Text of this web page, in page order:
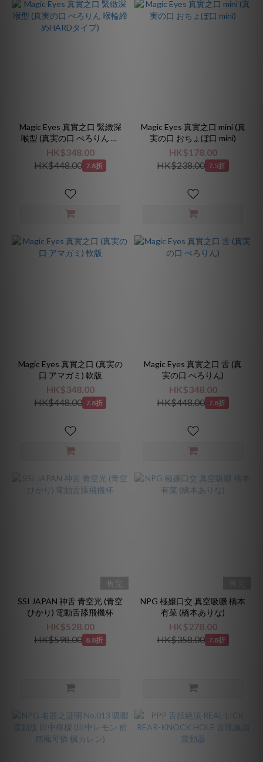
Magic Eyes 真實之口 緊緻深
喉型 (真実の口 ぺろりん 喉
輪締めHARDタイプ)
HK$348.00
HK$448.00 7.8折
Magic Eyes 真實之口 mini (真
実の口 おちょぼ口 mini)
HK$178.00
HK$238.00 7.5折
Magic Eyes 真實之口 (真実の
口 アマガミ) 軟版
HK$348.00
HK$448.00 7.8折
Magic Eyes 真實之口 舌 (真
実の口 ぺろりん)
HK$348.00
HK$448.00 7.8折
售完
SSI JAPAN 神舌 青空光 (青空
ひかり) 電動舌舔飛機杯
HK$528.00
HK$598.00 8.8折
NPG 極嬢口交 真空吸啜 橋本
有菜 (橋本ありな)
HK$278.00
HK$358.00 7.8折